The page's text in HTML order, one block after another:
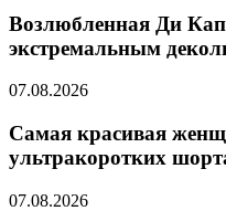
Возлюбленная Ди
экстремальным
07.08.2026
Самая красивая
ультракоротких
07.08.2026